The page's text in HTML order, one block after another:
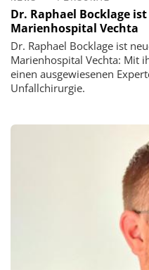
Dr. Raphael Bocklage
Marienhospital Vechta
Dr. Raphael Bocklage ist
Marienhospital Vechta: Mit
einen ausgewiesenen
Unfallchirurgie.